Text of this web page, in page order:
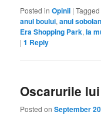
Posted in Opinii |Tagged
anul boului,anul
Era Shopping Park,la
|1 Reply
Oscarurile
Posted onSeptember